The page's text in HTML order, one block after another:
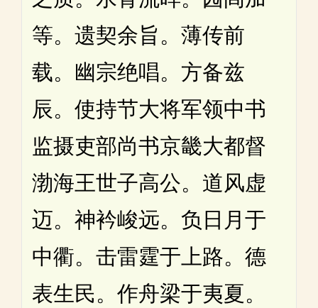
等。遗契余旨。薄传前
载。幽宗绝唱。方备兹
辰。使持节大将军领中书
监摄吏部尚书京畿大都督
渤海王世子高公。道风虚
迈。神衿峻远。负日月于
中衢。击雷霆于上路。德
表生民。作舟梁于夷夏。